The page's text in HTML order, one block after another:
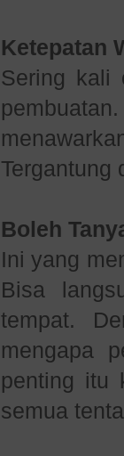
Ketepatan
Sering kali
Tergantung
Boleh
Ini yang
Bisa
tempat.
mengapa
penting itu
semua